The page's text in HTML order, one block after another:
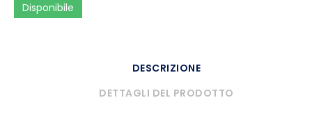
Disponibile
DESCRIZIONE
DETTAGLI DEL PRODOTTO